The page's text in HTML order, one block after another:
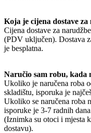
Koja je cijena dostave
Cijena dostave za
(PDV uključen). Dostava
je besplatna.
Naručio sam robu, kada
Ukoliko je naručena roba
skladištu, isporuka je
Ukoliko se naručena roba
isporuke je 3-7 radnih
(Iznimka su otoci i mjesta
dostavu).